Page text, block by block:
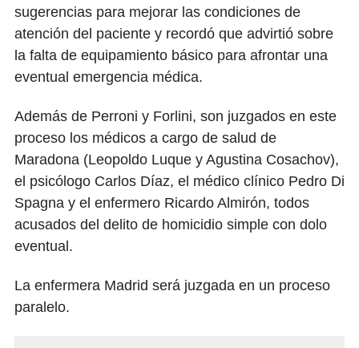
sugerencias para mejorar las condiciones de
atención del paciente y recordó que advirtió sobre
la falta de equipamiento básico para afrontar una
eventual emergencia médica.
Además de Perroni y Forlini, son juzgados en este
proceso los médicos a cargo de salud de
Maradona (Leopoldo Luque y Agustina Cosachov),
el psicólogo Carlos Díaz, el médico clínico Pedro Di
Spagna y el enfermero Ricardo Almirón, todos
acusados del delito de homicidio simple con dolo
eventual.
La enfermera Madrid será juzgada en un proceso
paralelo.